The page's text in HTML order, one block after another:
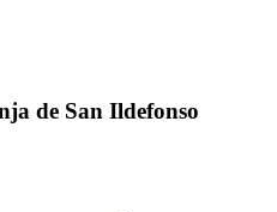
de San Ildefonso